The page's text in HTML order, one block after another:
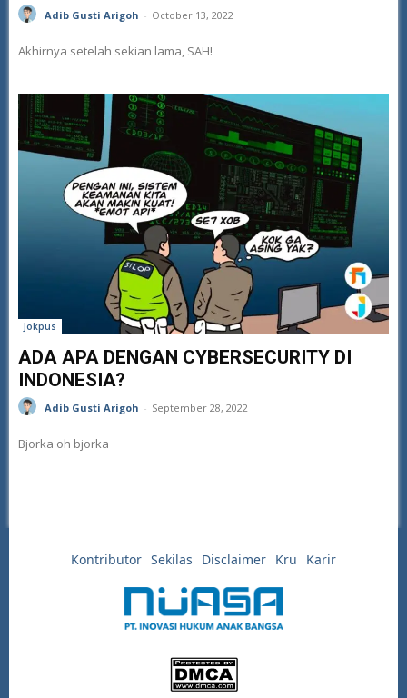
Adib Gusti Arigoh - October 13, 2022
Akhirnya setelah sekian lama, SAH!
Jokpus
ADA APA DENGAN CYBERSECURITY DI
INDONESIA?
Adib Gusti Arigoh - September 28, 2022
Bjorka oh bjorka
Kontributor Sekilas Disclaimer Kru Karir